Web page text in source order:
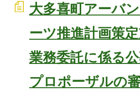
大多喜町アーバ
ーツ推進計画策
業務委託に係る
プロポーザルの